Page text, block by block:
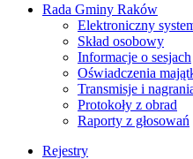
Rada Gminy Raków
Elektroniczny
Skład osobowy
Informacje o sesjach
Oświadczenia
Transmisje i
Protokoły z obrad
Raporty z głosowań
Rejestry